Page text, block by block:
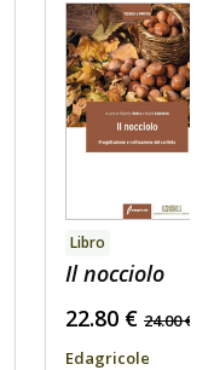
Libro
Il nocciolo
22.80 € 24.00€
Edagricole